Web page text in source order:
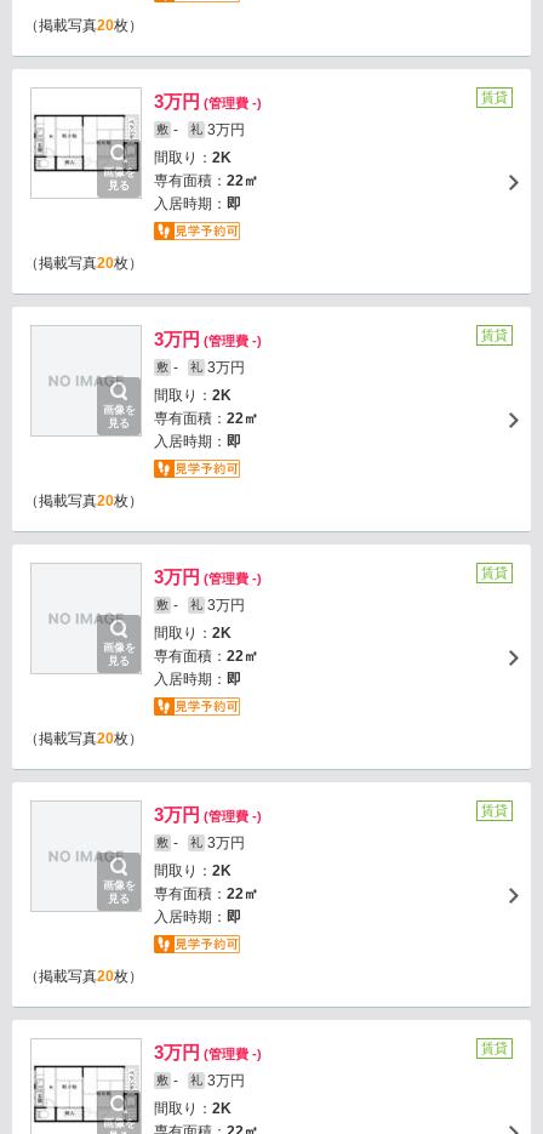
（掲載写真20枚）
画像を
見る
3万円 (管理費 -)
敷 - 礼 3万円
間取り： 2K
専有面積： 22㎡
入居時期： 即
賃貸
（掲載写真20枚）
画像を
見る
3万円 (管理費 -)
敷 - 礼 3万円
間取り： 2K
専有面積： 22㎡
入居時期： 即
賃貸
（掲載写真20枚）
画像を
見る
3万円 (管理費 -)
敷 - 礼 3万円
間取り： 2K
専有面積： 22㎡
入居時期： 即
賃貸
（掲載写真20枚）
画像を
見る
3万円 (管理費 -)
敷 - 礼 3万円
間取り： 2K
専有面積： 22㎡
入居時期： 即
賃貸
（掲載写真20枚）
画像を
3万円 (管理費 -)
敷 - 礼 3万円
間取り： 2K
賃貸